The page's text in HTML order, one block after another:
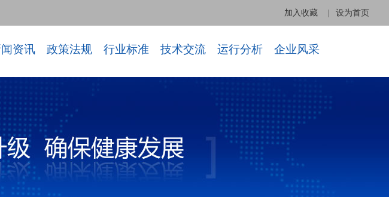
加入收藏 设为首页
资讯 政策法规 行业标准 技术交流 运行分析 企业风采